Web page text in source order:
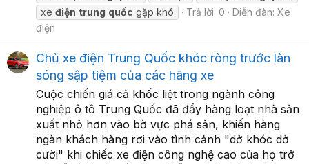
xe điện trung quốc gặp khó Trả lời: 0 Diễn đàn: Xe
điện
Chủ xe điện Trung Quốc khóc ròng trước làn
sóng sập tiệm của các hãng xe
Cuộc chiến giá cả khốc liệt trong ngành công
nghiệp ô tô Trung Quốc đã đẩy hàng loạt nhà sản
xuất nhỏ hơn vào bờ vực phá sản, khiến hàng
ngàn khách hàng rơi vào tình cảnh "dở khóc dở
cười" khi chiếc xe điện công nghệ cao của họ trở